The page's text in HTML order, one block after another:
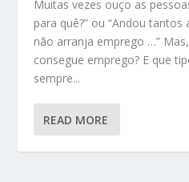
Muitas vezes ouço as
para quê?” ou “Andou
não arranja emprego …”
consegue emprego? E que
sempre...
READ MORE